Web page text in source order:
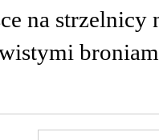
na strzelnicy